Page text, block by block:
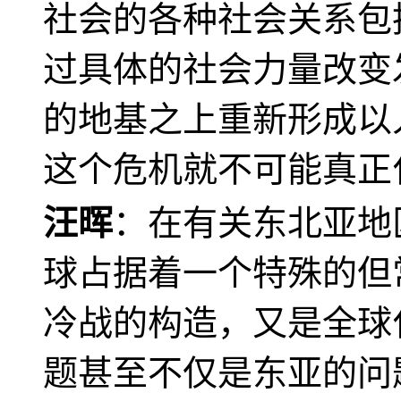
社会的各种社会关系
过具体的社会力量改
的地基之上重新形成
这个危机就不可能真
汪晖：在有关东北亚
球占据着一个特殊的
冷战的构造，又是全
题甚至不仅是东亚的